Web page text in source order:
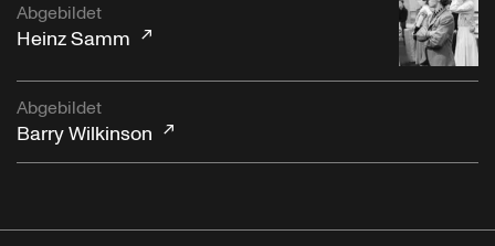
Abgebildet
Heinz Samm
Abgebildet
Barry Wilkinson